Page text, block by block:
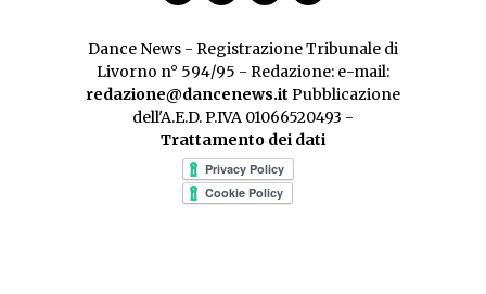
Dance News - Registrazione Tribunale di
Livorno n° 594/95 - Redazione: e-mail:
redazione@dancenews.it Pubblicazione
dell'A.E.D. P.IVA 01066520493 -
Trattamento dei dati